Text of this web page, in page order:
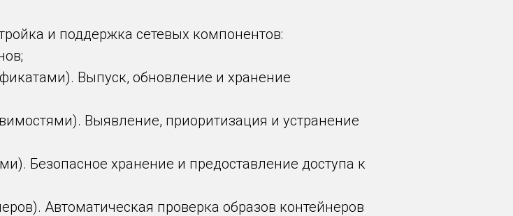
и поддержка сетевых компонентов:
Выпуск, обновление и хранение
Выявление, приоритизация и устранение
Безопасное хранение и предоставление доступа к
Автоматическая проверка образов контейнеров